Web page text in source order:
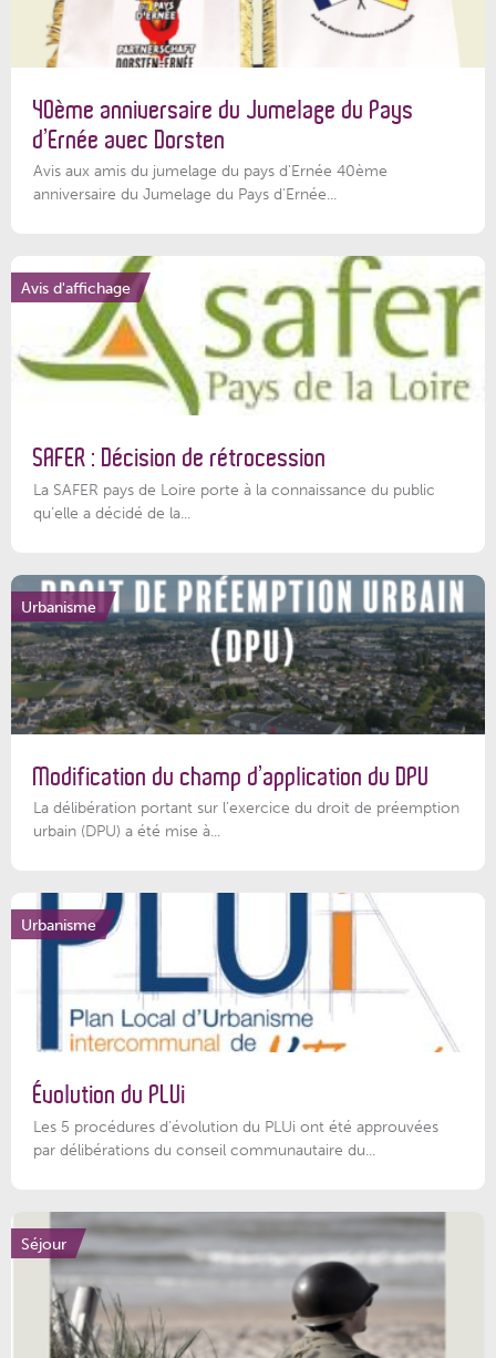
40ème anniversaire du Jumelage du Pays
d’Ernée avec Dorsten
Avis aux amis du jumelage du pays d'Ernée 40ème
anniversaire du Jumelage du Pays d'Ernée...
Avis d'affichage
SAFER : Décision de rétrocession
La SAFER pays de Loire porte à la connaissance du public
qu’elle a décidé de la...
Urbanisme
Modification du champ d’application du DPU
La délibération portant sur l’exercice du droit de préemption
urbain (DPU) a été mise à...
Urbanisme
Évolution du PLUi
Les 5 procédures d’évolution du PLUi ont été approuvées
par délibérations du conseil communautaire du...
Séjour